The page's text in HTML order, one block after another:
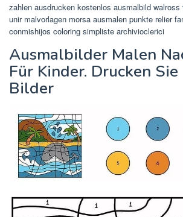
zahlen ausdrucken kostenlos ausmalbild walross
unir malvorlagen morsa ausmalen punkte relier
conmishijos coloring simpliste archivioclerici
Ausmalbilder Malen
Für Kinder. Drucken
Bilder